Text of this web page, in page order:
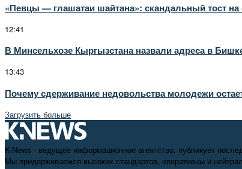
«Певцы — глашатаи шайтана»: скандальный тост
12:41
В Минсельхозе Кыргызстана назвали адреса в
13:43
Почему сдерживание недовольства молодежи
Загрузить больше
K-News - ведущее информационное агентство, публикует
Мы придерживаемся высоких стандартов, оперативны и